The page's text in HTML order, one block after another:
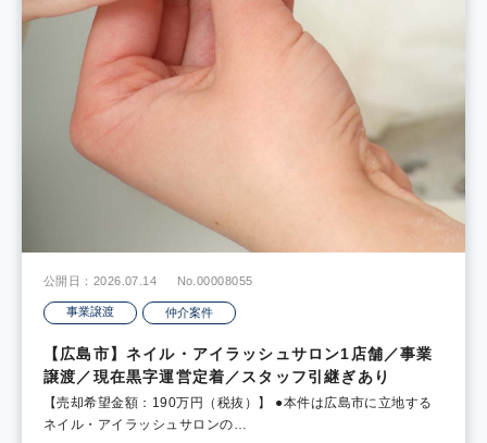
公開日：2026.07.14 No.00008055
事業譲渡 仲介案件
【広島市】ネイル・アイラッシュサロン1店舗／事業
譲渡／現在黒字運営定着／スタッフ引継ぎあり
【売却希望金額：190万円（税抜）】 ●本件は広島市に立地する
ネイル・アイラッシュサロンの…